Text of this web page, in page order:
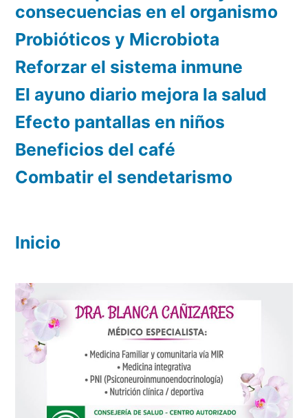
consecuencias en el organismo
Probióticos y Microbiota
Reforzar el sistema inmune
El ayuno diario mejora la salud
Efecto pantallas en niños
Beneficios del café
Combatir el sendetarismo
Inicio